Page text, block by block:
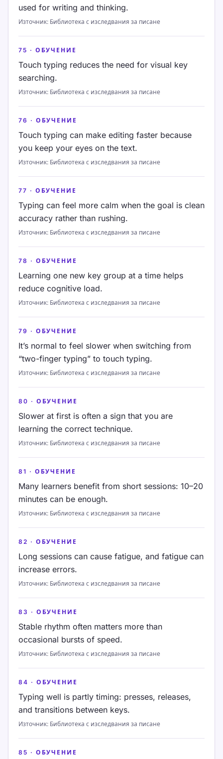
used for writing and thinking.
Източник: Библиотека с изследвания за писане
75 · ОБУЧЕНИЕ
Touch typing reduces the need for visual key
searching.
Източник: Библиотека с изследвания за писане
76 · ОБУЧЕНИЕ
Touch typing can make editing faster because
you keep your eyes on the text.
Източник: Библиотека с изследвания за писане
77 · ОБУЧЕНИЕ
Typing can feel more calm when the goal is clean
accuracy rather than rushing.
Източник: Библиотека с изследвания за писане
78 · ОБУЧЕНИЕ
Learning one new key group at a time helps
reduce cognitive load.
Източник: Библиотека с изследвания за писане
79 · ОБУЧЕНИЕ
It’s normal to feel slower when switching from
“two-finger typing” to touch typing.
Източник: Библиотека с изследвания за писане
80 · ОБУЧЕНИЕ
Slower at first is often a sign that you are
learning the correct technique.
Източник: Библиотека с изследвания за писане
81 · ОБУЧЕНИЕ
Many learners benefit from short sessions: 10–20
minutes can be enough.
Източник: Библиотека с изследвания за писане
82 · ОБУЧЕНИЕ
Long sessions can cause fatigue, and fatigue can
increase errors.
Източник: Библиотека с изследвания за писане
83 · ОБУЧЕНИЕ
Stable rhythm often matters more than
occasional bursts of speed.
Източник: Библиотека с изследвания за писане
84 · ОБУЧЕНИЕ
Typing well is partly timing: presses, releases,
and transitions between keys.
Източник: Библиотека с изследвания за писане
85 · ОБУЧЕНИЕ